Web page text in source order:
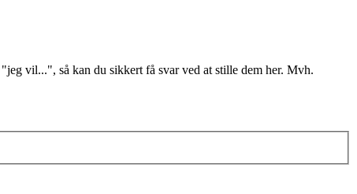
vil...", så kan du sikkert få svar ved at stille dem her. Mvh.